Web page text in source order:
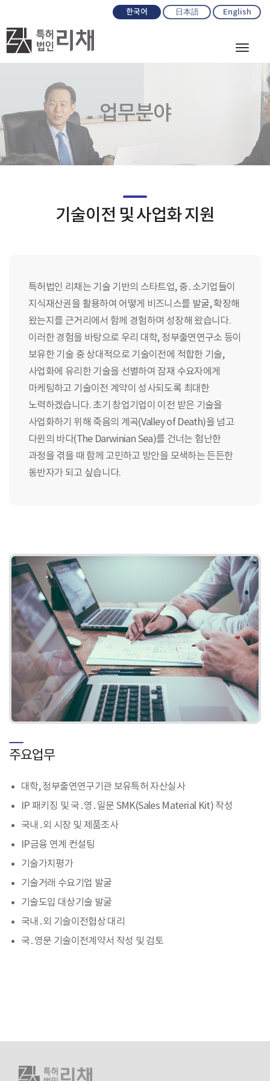
한국어 日本語 English
업무분야
기술이전 및 사업화 지원
특허법인 리채는 기술 기반의 스타트업, 중․소기업들이
지식재산권을 활용하여 어떻게 비즈니스를 발굴, 확장해
왔는지를 근거리에서 함께 경험하며 성장해 왔습니다.
이러한 경험을 바탕으로 우리 대학, 정부출연연구소 등이
보유한 기술 중 상대적으로 기술이전에 적합한 기술,
사업화에 유리한 기술을 선별하여 잠재 수요자에게
마케팅하고 기술이전 계약이 성사되도록 최대한
노력하겠습니다. 초기 창업기업이 이전 받은 기술을
사업화하기 위해 죽음의 계곡(Valley of Death)을 넘고
다윈의 바다(The Darwinian Sea)를 건너는 험난한
과정을 겪을 때 함께 고민하고 방안을 모색하는 든든한
동반자가 되고 싶습니다.
주요업무
대학, 정부출연연구기관 보유특허 자산실사
IP 패키징 및 국․영․일문 SMK(Sales Material Kit) 작성
국내․외 시장 및 제품조사
IP금융 연계 컨설팅
기술가치평가
기술거래 수요기업 발굴
기술도입 대상기술 발굴
국내․외 기술이전협상 대리
국․영문 기술이전계약서 작성 및 검토